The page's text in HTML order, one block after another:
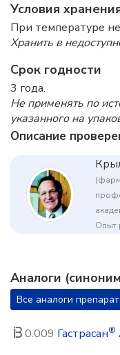
Условия
При температуре
Хранить в
Срок годности
3 года.
Не применять по
указанного на
Описание
Опыт
Аналоги
Все аналоги
0.009 Гастрасан®